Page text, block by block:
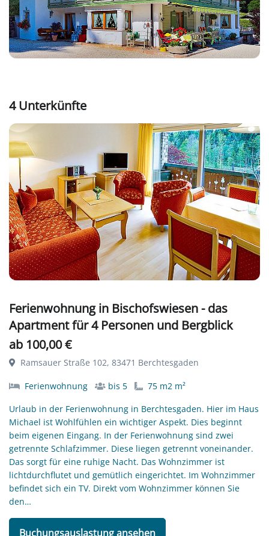
4 Unterkünfte
Ferienwohnung in Bischofswiesen - das
Apartment für 4 Personen und Bergblick
ab 100,00 €
Ramsauer Straße 102, 83471 Berchtesgaden
Ferienwohnung bis 5
75 m2 m²
Urlaub in der Ferienwohnung in Berchtesgaden. Hier im Haus
Michael ist Wohlfühlen ein wichtiger Aspekt. Dies beginnt
beim eigenen Eingang. In der Ferienwohnung sind zwei
getrennte Schlafzimmer. Diese liegen getrennt voneinander.
Das sorgt für eine ruhige Nacht. Das Wohnzimmer ist
lichtdurchflutet und gemütlich eingerichtet. Im Wohnzimmer
befindet sich ein TV. Direkt vom Wohnzimmer können Sie
den…
Buchungsauslastung ansehen